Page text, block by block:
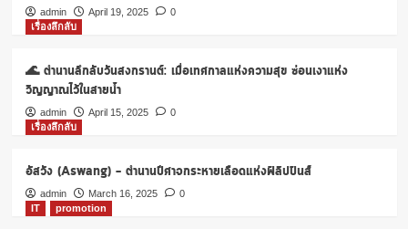
admin April 19, 2025
0
เรื่องลึกลับ
🌊 ตำนานลึกลับวันสงกรานต์: เมื่อเทศกาลแห่งความสุข ซ่อนเงาแห่ง
วิญญาณไว้ในสายน้ำ
admin April 15, 2025
0
เรื่องลึกลับ
อัสวัง (Aswang) – ตำนานปีศาจกระหายเลือดแห่งฟิลิปปินส์
admin March 16, 2025
0
IT
promotion